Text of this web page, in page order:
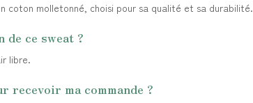
coton molletonné, choisi pour sa qualité et sa durabilité.
de ce sweat ?
libre.
recevoir ma commande ?